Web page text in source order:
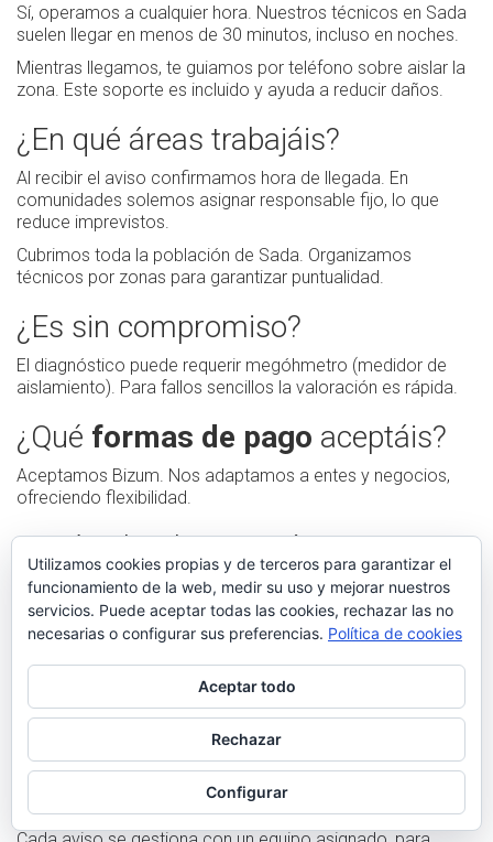
Sí, operamos a cualquier hora. Nuestros técnicos en Sada
suelen llegar en menos de 30 minutos, incluso en noches.
Mientras llegamos, te guiamos por teléfono sobre aislar la
zona. Este soporte es incluido y ayuda a reducir daños.
¿En qué áreas trabajáis?
Al recibir el aviso confirmamos hora de llegada. En
comunidades solemos asignar responsable fijo, lo que
reduce imprevistos.
Cubrimos toda la población de Sada. Organizamos
técnicos por zonas para garantizar puntualidad.
¿Es sin compromiso?
El diagnóstico puede requerir megóhmetro (medidor de
aislamiento). Para fallos sencillos la valoración es rápida.
¿Qué formas de pago aceptáis?
Aceptamos Bizum. Nos adaptamos a entes y negocios,
ofreciendo flexibilidad.
¿Qué cubre la garantía?
Si reaparece el problema, acudimos sin cargo. Además,
usamos material autorizado, que evitan incidencias.
Sí, todas las reparaciones tienengarantía por escrito. El
plazo suele ser 3 meses, según circunstancias.
¿Disponéis de personal en mi
Sí, contamos con equipo de proximidad. Esto facilita
desplazamientos.
Utilizamos cookies propias y de terceros para garantizar el
funcionamiento de la web, medir su uso y mejorar nuestros
servicios. Puede aceptar todas las cookies, rechazar las no
necesarias o configurar sus preferencias. Política de cookies
Aceptar todo
Rechazar
Configurar
SOLICITAR UN ELECTRICISTA
SOLICITAR UN ELECTRICISTA